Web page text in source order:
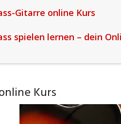
Gitarre online Kurs
spielen lernen – dein
Kurs